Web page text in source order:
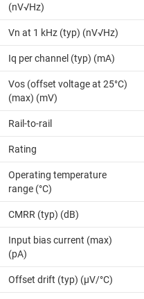
(nV√Hz)
Vn at 1 kHz (typ) (nV√Hz)
Iq per channel (typ) (mA)
Vos (offset voltage at 25°C)
(max) (mV)
Rail-to-rail
Rating
Operating temperature
range (°C)
CMRR (typ) (dB)
Input bias current (max)
(pA)
Offset drift (typ) (µV/°C)